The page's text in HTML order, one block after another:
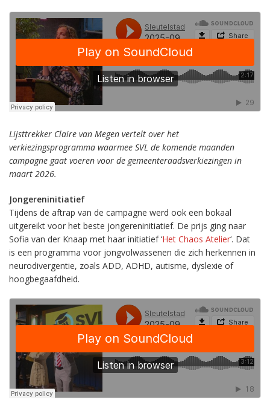
Lijsttrekker Claire van Megen vertelt over het
verkiezingsprogramma waarmee SVL de komende maanden
campagne gaat voeren voor de gemeenteraadsverkiezingen in
maart 2026.
Jongereninitiatief
Tijdens de aftrap van de campagne werd ook een bokaal
uitgereikt voor het beste jongereninitiatief. De prijs ging naar
Sofia van der Knaap met haar initiatief ‘Het Chaos Atelier‘. Dat
is een programma voor jongvolwassenen die zich herkennen in
neurodivergentie, zoals ADD, ADHD, autisme, dyslexie of
hoogbegaafdheid.